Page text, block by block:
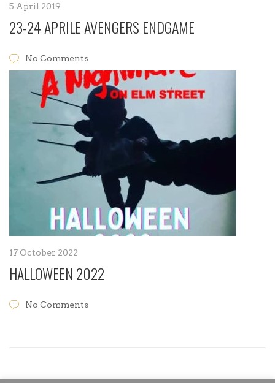
5 April 2019
23-24 APRILE AVENGERS ENDGAME
No Comments
17 October 2022
HALLOWEEN 2022
No Comments